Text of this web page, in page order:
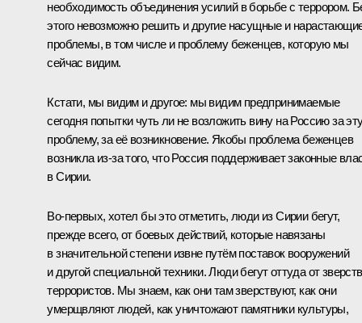
необходимость объединения усилий в борьбе с террором.
этого невозможно решить и другие насущные и
проблемы, в том числе и проблему беженцев, которую мы
сейчас видим.
Кстати, мы видим и другое: мы видим предпринимаемые
сегодня попытки чуть ли не возложить вину на Россию за
проблему, за её возникновение. Якобы проблема беженцев
возникла из‑за того, что Россия поддерживает законные
в Сирии.
Во‑первых, хотел бы это отметить, люди из Сирии бегут,
прежде всего, от боевых действий, которые навязаны
в значительной степени извне путём поставок вооружений
и другой специальной техники. Люди бегут оттуда от зверств
террористов. Мы знаем, как они там зверствуют, как они
умерщвляют людей, как уничтожают памятники культуры,